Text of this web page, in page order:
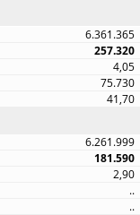
6.361.365
257.320
4,05
75.730
41,70
6.261.999
181.590
2,90
..
..